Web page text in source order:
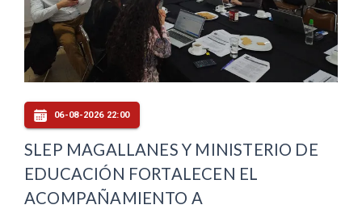
06-08-2026 22:00
SLEP MAGALLANES Y MINISTERIO DE
EDUCACIÓN FORTALECEN EL
ACOMPAÑAMIENTO A